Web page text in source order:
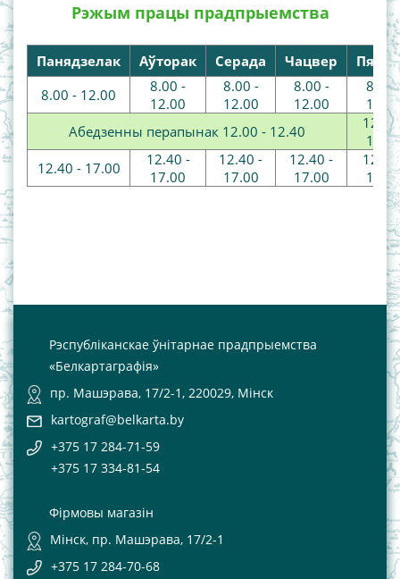
Рэжым працы прадпрыемства
Панядзелак Аўторак Серада Чацвер
8.00 - 12.00
8.00 -
12.00
8.00 -
12.00
8.00 -
12.00
8.00
Абедзенны перапынак 12.00 - 12.40
12.40 - 17.00
12.40 -
17.00
12.40 -
17.00
12.40 -
17.00
Рэспубліканскае ўнітарнае прадпрыемства
«Белкартаграфія»
пр. Машэрава, 17/2-1, 220029, Мінск
kartograf@belkarta.by
+375 17 284-71-59
+375 17 334-81-54
Фірмовы магазін
Мінск, пр. Машэрава, 17/2-1
+375 17 284-70-68